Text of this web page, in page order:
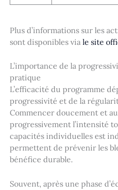
Plus d’informations sur les
sont disponibles via le site
L’importance de la
pratique
L’efficacité du programme
progressivité et de la
Commencer doucement et
progressivement l’intensité
capacités individuelles est
permettent de prévenir les
bénéfice durable.
Souvent, après une phase